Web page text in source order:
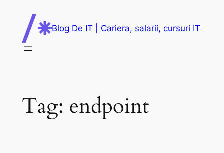
content
Blog De IT | Cariera, salarii, cursuri IT
Tag: endpoint